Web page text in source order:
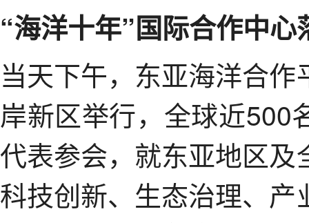
“海洋十年”国际合作中心
当天下午，东亚海洋合
岸新区举行，全球近500
代表参会，就东亚地区
科技创新、生态治理、